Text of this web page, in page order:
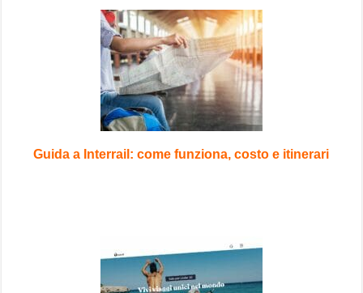
Guida a Interrail: come funziona, costo e itinerari